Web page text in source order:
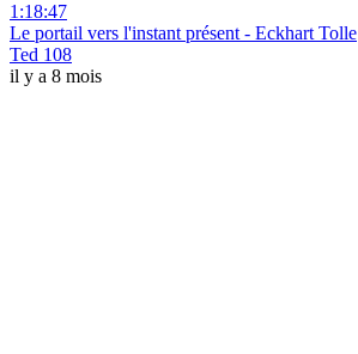
1:18:47
Le portail vers l'instant présent - Eckhart Tolle
Ted 108
il y a 8 mois